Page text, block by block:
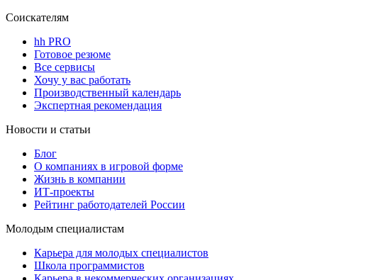
Соискателям
hh PRO
Готовое резюме
Все сервисы
Хочу у вас работать
Производственный календарь
Экспертная рекомендация
Новости и статьи
Блог
О компаниях в игровой форме
Жизнь в компании
ИТ-проекты
Рейтинг работодателей России
Молодым специалистам
Карьера для молодых специалистов
Школа программистов